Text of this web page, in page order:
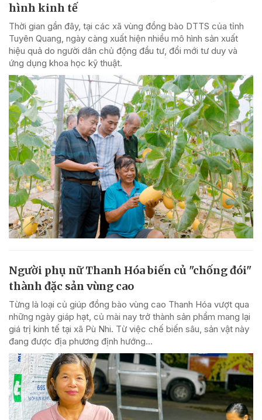
hình kinh tế
Thời gian gần đây, tại các xã vùng đồng bào DTTS của tỉnh
Tuyên Quang, ngày càng xuất hiện nhiều mô hình sản xuất
hiệu quả do người dân chủ động đầu tư, đổi mới tư duy và
ứng dụng khoa học kỹ thuật.
Người phụ nữ Thanh Hóa biến củ "chống đói"
thành đặc sản vùng cao
Từng là loại củ giúp đồng bào vùng cao Thanh Hóa vượt qua
những ngày giáp hạt, củ mài nay trở thành sản phẩm mang lại
giá trị kinh tế tại xã Pù Nhi. Từ việc chế biến sâu, sản vật này
đang được địa phương định hướng...